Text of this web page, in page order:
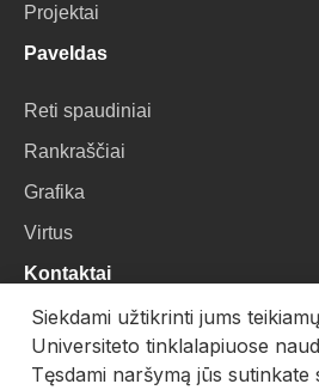
Projektai
Paveldas
Reti spaudiniai
Rankraščiai
Grafika
Virtus
Kontaktai
VU Biblioteka
Universiteto g. 3, LT-01122, Vilnius
Siekdami užtikrinti jums
Universiteto tinklalapiuose
Tęsdami naršymą jūs sutinkate